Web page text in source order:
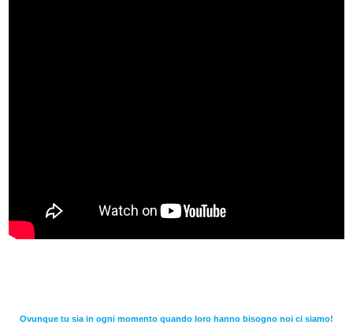
Ovunque tu sia in ogni momento quando loro hanno bisogno noi ci siamo!